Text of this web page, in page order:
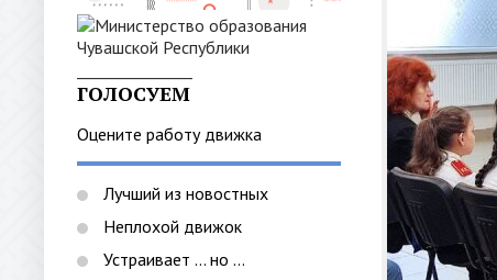
ГОЛОСУЕМ
Оцените работу движка
Лучший из новостных
Неплохой движок
Устраивает ... но ...